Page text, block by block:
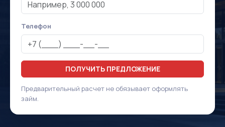
Телефон
ПОЛУЧИТЬ ПРЕДЛОЖЕНИЕ
Предварительный расчет не обязывает оформлять
займ.